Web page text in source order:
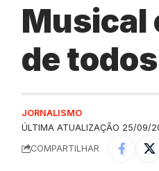
Musical
de
ÚLTIMA ATUALIZAÇÃO 25/09/
JORNALISMO
COMPARTILHAR